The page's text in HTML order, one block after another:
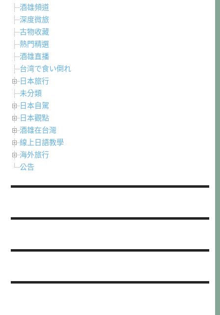
酒雄頻道
深度微旅
古物收藏
熱門精選
酒雄直播
台湾で食い倒れ
日本旅行
未分類
日本自駕
日本觀點
酒雄在台灣
線上日語教學
海外旅行
公告